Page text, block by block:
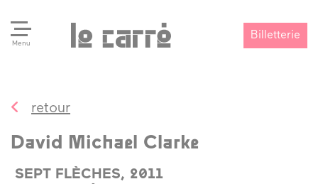
Menu
Billetterie
retour
David Michael Clarke
SEPT FLÈCHES, 2011